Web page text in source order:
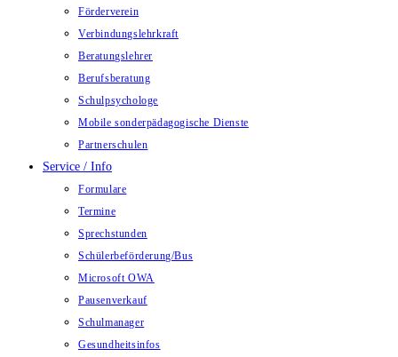
Förderverein
Verbindungslehrkraft
Beratungslehrer
Berufsberatung
Schulpsychologe
Mobile sonderpädagogische Dienste
Partnerschulen
Service / Info
Formulare
Termine
Sprechstunden
Schülerbeförderung/Bus
Microsoft OWA
Pausenverkauf
Schulmanager
Gesundheitsinfos